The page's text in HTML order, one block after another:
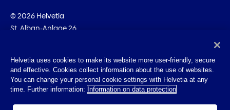
© 2026 Helvetia
St. Alban-Anlage 26
Impressum
Rechtliche Hinweise
Helvetia uses cookies to make its website more user-friendly, secure
and effective. Cookies collect information about the use of websites.
You can change your personal cookie settings with Helvetia at any
time. Further information: Information on data protection